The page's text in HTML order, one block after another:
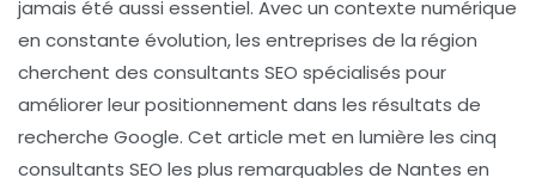
jamais été aussi essentiel. Avec un contexte numérique
en constante évolution, les entreprises de la région
cherchent des consultants SEO spécialisés pour
améliorer leur positionnement dans les résultats de
recherche Google. Cet article met en lumière les cinq
consultants SEO les plus remarquables de Nantes en